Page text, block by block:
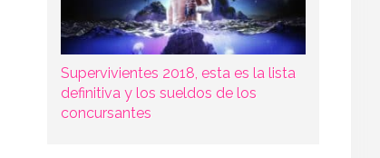
Supervivientes 2018, esta es la lista
definitiva y los sueldos de los
concursantes